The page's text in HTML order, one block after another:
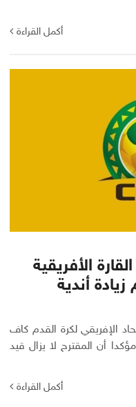
أكمل القراءة
الأفريقية
أندية
الإفريقي لكرة القدم كاف
أن المقترح لا يزال قيد
أكمل القراءة